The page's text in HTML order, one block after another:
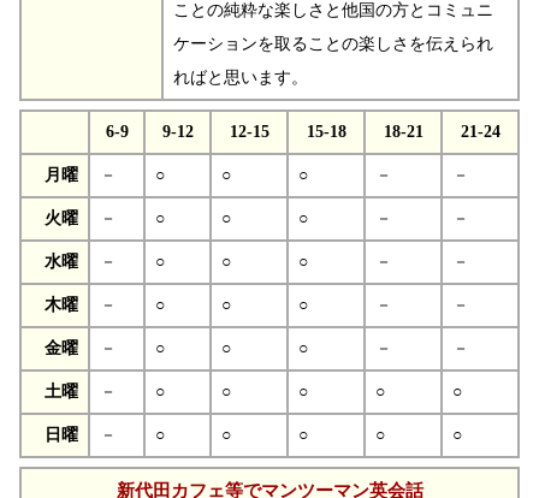
ことの純粋な楽しさと他国の方とコミュニ
ケーションを取ることの楽しさを伝えられ
ればと思います。
6-9 9-12 12-15 15-18 18-21 21-24
月曜 － ○ ○ ○ － －
火曜 － ○ ○ ○ － －
水曜 － ○ ○ ○ － －
木曜 － ○ ○ ○ － －
金曜 － ○ ○ ○ － －
土曜 － ○ ○ ○ ○ ○
日曜 － ○ ○ ○ ○ ○
新代田カフェ等でマンツーマン英会話